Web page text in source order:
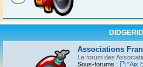
Associations
Le forum des
Sous-forums :
"Aix